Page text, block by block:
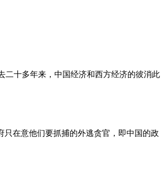
二十多年来，中国经济和西方经济的彼消此
在意他们要抓捕的外逃贪官，即中国的政